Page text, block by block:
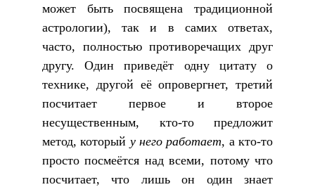
может быть посвящена традиционной
астрологии), так и в самих ответах,
часто, полностью противоречащих друг
другу. Один приведёт одну цитату о
технике, другой её опровергнет, третий
посчитает первое и второе
несущественным, кто-то предложит
метод, который у него работает, а кто-то
просто посмеётся над всеми, потому что
посчитает, что лишь он один знает